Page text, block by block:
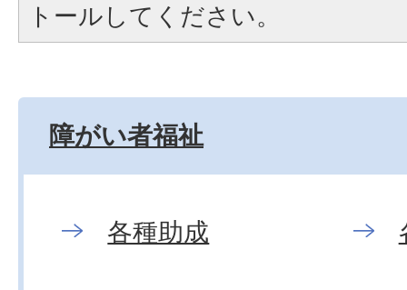
トールしてください。
障がい者福祉
各種助成